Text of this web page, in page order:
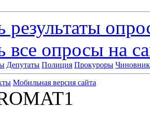
результаты
все опросы на
Депутаты Полиция Прокуроры
Мобильная версия сайта